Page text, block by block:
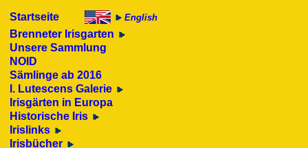
Startseite English
Brenneter Irisgarten
Unsere Sammlung
NOID
Sämlinge ab 2016
I. Lutescens Galerie
Irisgärten in Europa
Historische Iris
Irislinks
Irisbücher